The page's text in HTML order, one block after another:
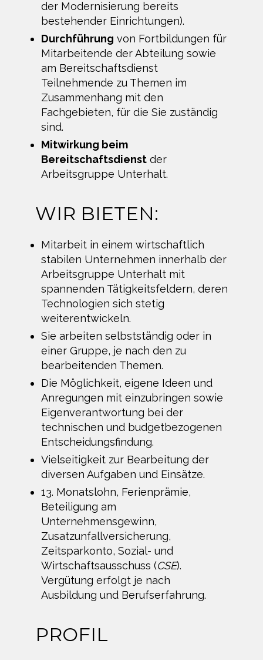
der Modernisierung bereits
bestehender Einrichtungen).
Durchführung von Fortbildungen für
Mitarbeitende der Abteilung sowie
am Bereitschaftsdienst
Teilnehmende zu Themen im
Zusammenhang mit den
Fachgebieten, für die Sie zuständig
sind.
Mitwirkung beim
Bereitschaftsdienst der
Arbeitsgruppe Unterhalt.
WIR BIETEN:
Mitarbeit in einem wirtschaftlich
stabilen Unternehmen innerhalb der
Arbeitsgruppe Unterhalt mit
spannenden Tätigkeitsfeldern, deren
Technologien sich stetig
weiterentwickeln.
Sie arbeiten selbstständig oder in
einer Gruppe, je nach den zu
bearbeitenden Themen.
Die Möglichkeit, eigene Ideen und
Anregungen mit einzubringen sowie
Eigenverantwortung bei der
technischen und budgetbezogenen
Entscheidungsfindung.
Vielseitigkeit zur Bearbeitung der
diversen Aufgaben und Einsätze.
13. Monatslohn, Ferienprämie,
Beteiligung am
Unternehmensgewinn,
Zusatzunfallversicherung,
Zeitsparkonto, Sozial- und
Wirtschaftsausschuss (CSE).
Vergütung erfolgt je nach
Ausbildung und Berufserfahrung.
PROFIL